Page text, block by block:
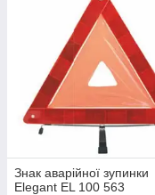
Знак аварійної зупинки
Elegant EL 100 563